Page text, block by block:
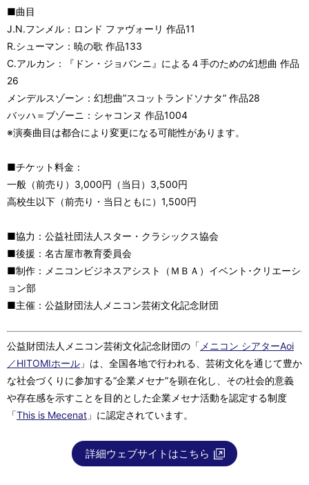
■曲目
J.N.フンメル：ロンド ファヴォーリ 作品11
R.シューマン：暁の歌 作品133
C.アルカン：『ドン・ジョバンニ』による４手のための幻想曲 作品
26
メンデルスゾーン：幻想曲”スコットランドソナタ” 作品28
バッハ＝ブゾーニ：シャコンヌ 作品1004
※演奏曲目は都合により変更になる可能性があります。
■チケット料金：
一般（前売り）3,000円（当日）3,500円
高校生以下（前売り・当日ともに）1,500円
■協力：公益社団法人スター・クラシックス協会
■後援：名古屋市教育委員会
■制作：メニコンビジネスアシスト（ＭＢＡ）イベント･クリエーシ
ョン部
■主催：公益財団法人メニコン芸術文化記念財団
公益財団法人メニコン芸術文化記念財団の「 メニコン シアターAoi
／HITOMIホール 」は、全国各地で行われる、芸術文化を通じて豊か
な社会づくりに参加する“企業メセナ”を顕在化し、その社会的意義
や存在感を示すことを目的とした企業メセナ活動を認定する制度
「This is Mecenat 」に認定されています。
詳細ウェブサイトはこちら